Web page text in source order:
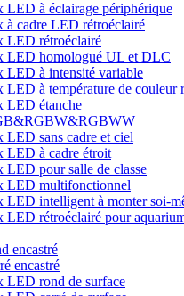
LED à éclairage périphérique
à cadre LED rétroéclairé
LED rétroéclairé
LED homologué UL et DLC
LED à intensité variable
LED à température de couleur
LED étanche
LED sans cadre et ciel
LED à cadre étroit
LED pour salle de classe
LED multifonctionnel
LED intelligent à monter soi-
LED rétroéclairé pour
encastré
encastré
LED rond de surface